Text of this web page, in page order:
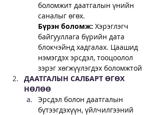
боломжит даатгалын үнийн
саналыг өгөх.
Бүрэн боломж: Хэрэглэгч
байгууллага бүрийн дата
блокчэйнд хадгалах. Цаашид
нэмэгдэх эрсдэл, тооцоолол
зэрэг хөгжүүлэгдэх боломжтой
ДААТГАЛЫН САЛБАРТ ӨГӨХ
НӨЛӨӨ
Эрсдэл болон даатгалын
бүтээгдэхүүн, үйлчилгээний